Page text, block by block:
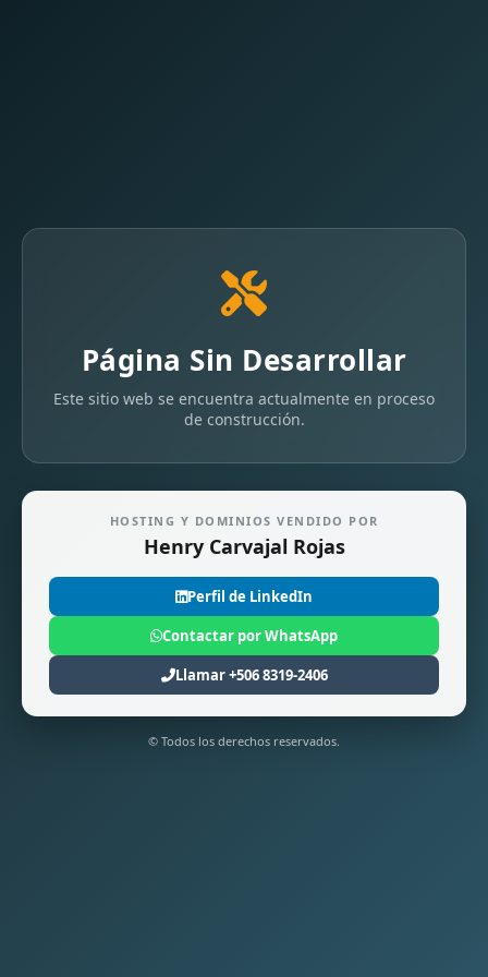
Página Sin Desarrollar
Este sitio web se encuentra actualmente en proceso
de construcción.
HOSTING Y DOMINIOS VENDIDO POR
Henry Carvajal Rojas
Perfil de LinkedIn
Contactar por WhatsApp
Llamar +506 8319-2406
© Todos los derechos reservados.